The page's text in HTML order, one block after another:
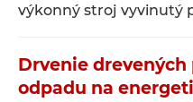
výkonný stroj vyvinutý
Drvenie
odpadu na